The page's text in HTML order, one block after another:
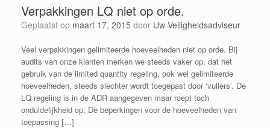
Verpakkingen LQ niet op orde.
Geplaatst op maart 17, 2015 door Uw Veiligheidsadviseur
Veel verpakkingen gelimiteerde hoeveelheden niet op orde. Bij
audits van onze klanten merken we steeds vaker op, dat het
gebruik van de limited quantity regeling, ook wel gelimiteerde
hoeveelheden, steeds slechter wordt toegepast door ‘vullers’. De
LQ regeling is in de ADR aangegeven maar roept toch
onduidelijkheid op. De beperkingen voor de hoeveelheden van
toepassing […]